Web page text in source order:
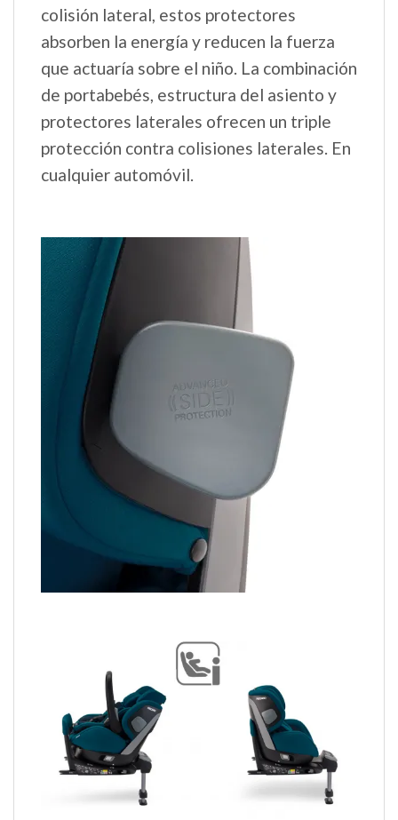
colisión lateral, estos protectores
absorben la energía y reducen la fuerza
que actuaría sobre el niño. La combinación
de portabebés, estructura del asiento y
protectores laterales ofrecen un triple
protección contra colisiones laterales. En
cualquier automóvil.